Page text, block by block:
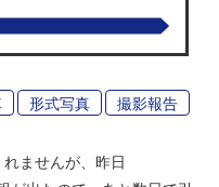
形式写真 撮影報告
ませんが、昨日